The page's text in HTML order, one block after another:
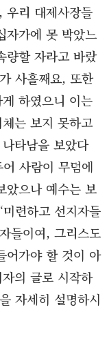
우리 대제사장들
자가에 못 박았느
량할 자라고 바랐
사흘째요, 또한
하였으니 이는
는 보지 못하고
타남을 보았다
사람이 무덤에
았으나 예수는 보
련하고 선지자들
들이여, 그리스도
어가야 할 것이 아
의 글로 시작하
자세히 설명하시